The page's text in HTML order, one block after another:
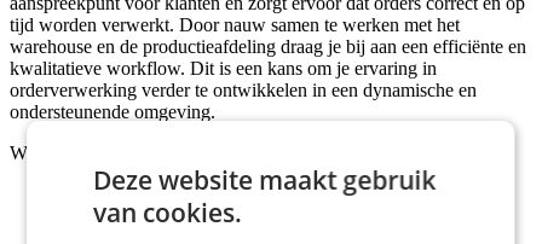
tijd worden verwerkt. Door nauw samen te werken met het
warehouse en de productieafdeling draag je bij aan een efficiënte en
kwalitatieve workflow. Dit is een kans om je ervaring in
orderverwerking verder te ontwikkelen in een dynamische en
ondersteunende omgeving.
Wat ga je doen:
Aanmaken, verwerken en beheren van verschillende typen
orders in het systeem;
Deze website maakt gebruik
van cookies.